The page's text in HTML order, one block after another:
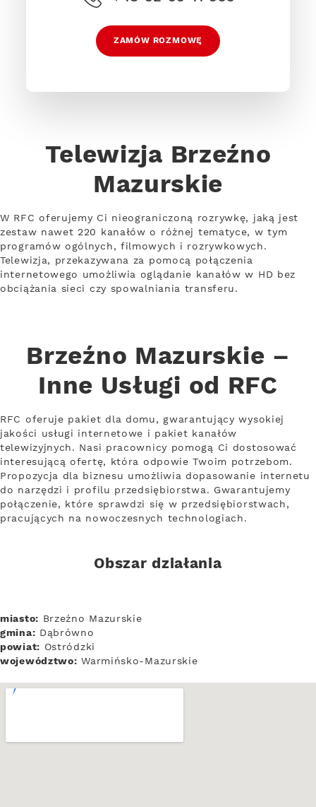
ZAMÓW ROZMOWĘ
Telewizja Brzeźno
Mazurskie
W RFC oferujemy Ci nieograniczoną rozrywkę, jaką jest
zestaw nawet 220 kanałów o różnej tematyce, w tym
programów ogólnych, filmowych i rozrywkowych.
Telewizja, przekazywana za pomocą połączenia
internetowego umożliwia oglądanie kanałów w HD bez
obciążania sieci czy spowalniania transferu.
Brzeźno Mazurskie –
Inne Usługi od RFC
RFC oferuje pakiet dla domu, gwarantujący wysokiej
jakości usługi internetowe i pakiet kanałów
telewizyjnych. Nasi pracownicy pomogą Ci dostosować
interesującą ofertę, która odpowie Twoim potrzebom.
Propozycja dla biznesu umożliwia dopasowanie internetu
do narzędzi i profilu przedsiębiorstwa. Gwarantujemy
połączenie, które sprawdzi się w przedsiębiorstwach,
pracujących na nowoczesnych technologiach.
Obszar działania
miasto: Brzeźno Mazurskie
gmina: Dąbrówno
powiat: Ostródzki
województwo: Warmińsko-Mazurskie